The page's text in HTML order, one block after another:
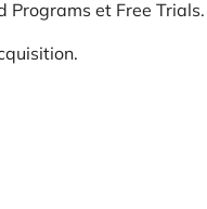
et Free Trials.